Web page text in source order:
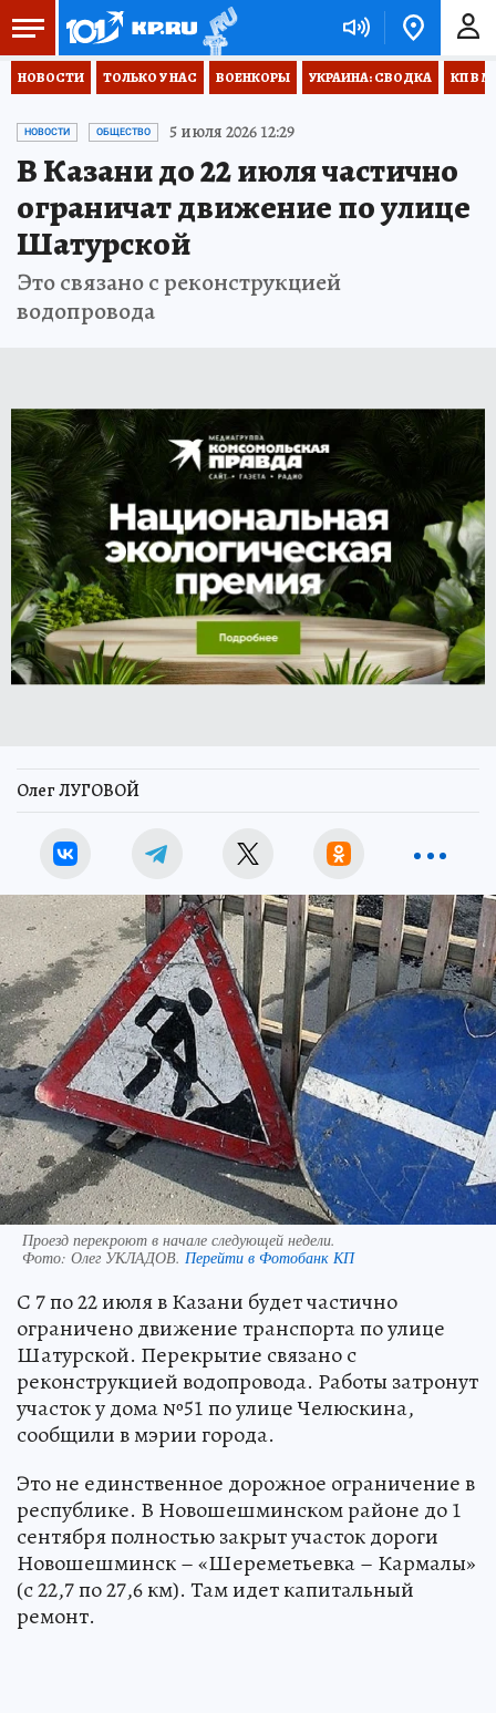
НОВОСТИ ТОЛЬКО У НАС ВОЕНКОРЫ УКРАИНА: СВОДКА КП В
НОВОСТИ ОБЩЕСТВО 5 июля 2026 12:29
В Казани до 22 июля частично
ограничат движение по улице
Шатурской
Это связано с реконструкцией
водопровода
Олег ЛУГОВОЙ
Проезд перекроют в начале следующей недели.
Фото: Олег УКЛАДОВ. Перейти в Фотобанк КП
С 7 по 22 июля в Казани будет частично
ограничено движение транспорта по улице
Шатурской. Перекрытие связано с
реконструкцией водопровода. Работы затронут
участок у дома №51 по улице Челюскина,
сообщили в мэрии города.
Это не единственное дорожное ограничение в
республике. В Новошешминском районе до 1
сентября полностью закрыт участок дороги
Новошешминск – «Шереметьевка – Кармалы»
(с 22,7 по 27,6 км). Там идет капитальный
ремонт.